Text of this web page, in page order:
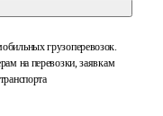
грузоперевозок.
на перевозки, заявкам